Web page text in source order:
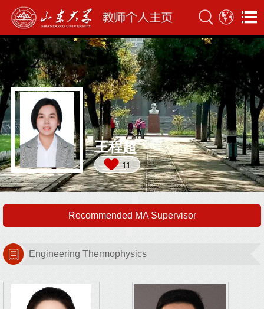
王程超
11
Recommended MA Supervisor
Engineering Thermophysics